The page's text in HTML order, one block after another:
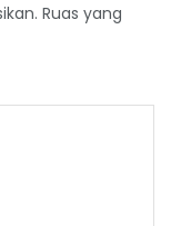
Ruas yang